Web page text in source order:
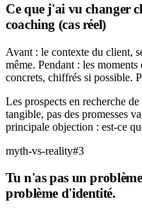
Ce que j'ai vu changer
coaching (cas réel)
Avant : le contexte du client,
même. Pendant : les
concrets, chiffrés si possible.
Les prospects en recherche
tangible, pas des promesses
principale objection : est-ce
myth-vs-reality#3
Tu n'as pas un
problème d'identité.